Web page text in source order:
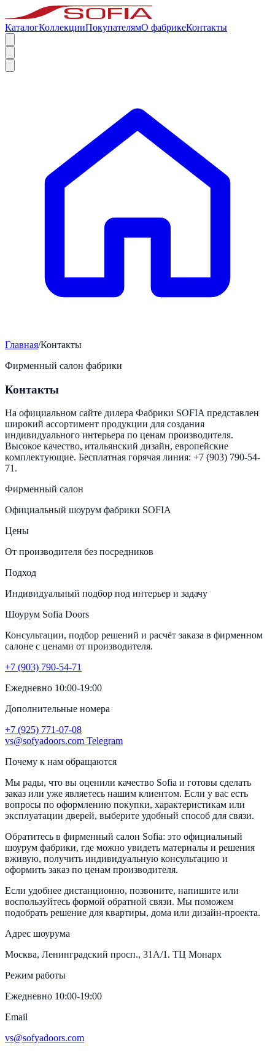
КаталогКоллекцииПокупателямО фабрикеКонтакты
Главная/Контакты
Фирменный салон фабрики
Контакты
На официальном сайте дилера Фабрики SOFIA представлен
широкий ассортимент продукции для создания
индивидуального интерьера по ценам производителя.
Высокое качество, итальянский дизайн, европейские
комплектующие. Бесплатная горячая линия: +7 (903) 790-54-
71.
Фирменный салон
Официальный шоурум фабрики SOFIA
Цены
От производителя без посредников
Подход
Индивидуальный подбор под интерьер и задачу
Шоурум Sofia Doors
Консультации, подбор решений и расчёт заказа в фирменном
салоне с ценами от производителя.
+7 (903) 790-54-71
Ежедневно 10:00-19:00
Дополнительные номера
+7 (925) 771-07-08
vs@sofyadoors.com Telegram
Почему к нам обращаются
Мы рады, что вы оценили качество Sofia и готовы сделать
заказ или уже являетесь нашим клиентом. Если у вас есть
вопросы по оформлению покупки, характеристикам или
эксплуатации дверей, выберите удобный способ для связи.
Обратитесь в фирменный салон Sofia: это официальный
шоурум фабрики, где можно увидеть материалы и решения
вживую, получить индивидуальную консультацию и
оформить заказ по ценам производителя.
Если удобнее дистанционно, позвоните, напишите или
воспользуйтесь формой обратной связи. Мы поможем
подобрать решение для квартиры, дома или дизайн-проекта.
Адрес шоурума
Москва, Ленинградский просп., 31А/1. ТЦ Монарх
Режим работы
Ежедневно 10:00-19:00
Email
vs@sofyadoors.com